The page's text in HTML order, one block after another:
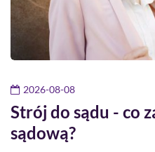
2026-08-08
Strój do sądu - co
sądową?